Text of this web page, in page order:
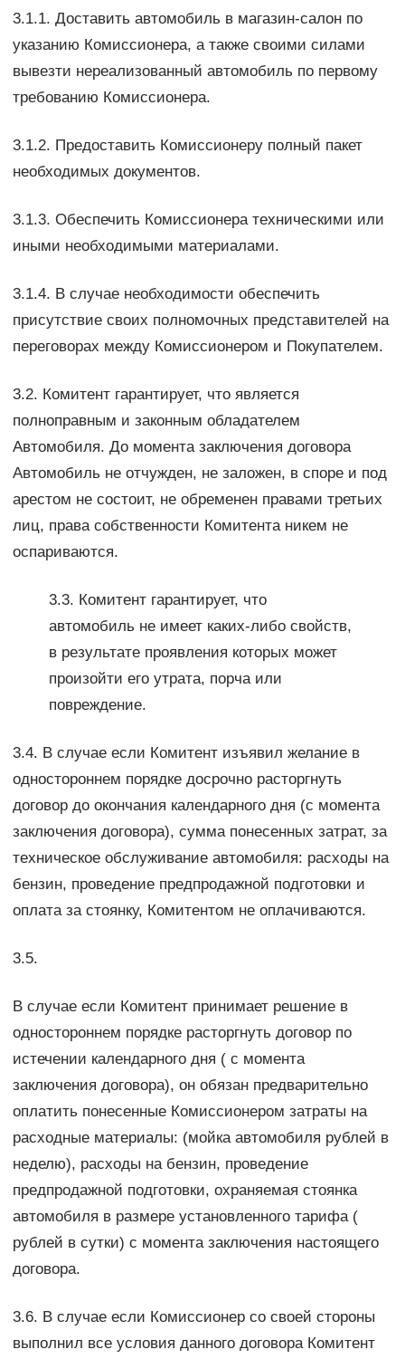
3.1.1. Доставить автомобиль в магазин-салон по
указанию Комиссионера, а также своими силами
вывезти нереализованный автомобиль по первому
требованию Комиссионера.
3.1.2. Предоставить Комиссионеру полный пакет
необходимых документов.
3.1.3. Обеспечить Комиссионера техническими или
иными необходимыми материалами.
3.1.4. В случае необходимости обеспечить
присутствие своих полномочных представителей на
переговорах между Комиссионером и Покупателем.
3.2. Комитент гарантирует, что является
полноправным и законным обладателем
Автомобиля. До момента заключения договора
Автомобиль не отчужден, не заложен, в споре и под
арестом не состоит, не обременен правами третьих
лиц, права собственности Комитента никем не
оспариваются.
3.3. Комитент гарантирует, что
автомобиль не имеет каких-либо свойств,
в результате проявления которых может
произойти его утрата, порча или
повреждение.
3.4. В случае если Комитент изъявил желание в
одностороннем порядке досрочно расторгнуть
договор до окончания календарного дня (с момента
заключения договора), сумма понесенных затрат, за
техническое обслуживание автомобиля: расходы на
бензин, проведение предпродажной подготовки и
оплата за стоянку, Комитентом не оплачиваются.
3.5.
В случае если Комитент принимает решение в
одностороннем порядке расторгнуть договор по
истечении календарного дня ( с момента
заключения договора), он обязан предварительно
оплатить понесенные Комиссионером затраты на
расходные материалы: (мойка автомобиля рублей в
неделю), расходы на бензин, проведение
предпродажной подготовки, охраняемая стоянка
автомобиля в размере установленного тарифа (
рублей в сутки) с момента заключения настоящего
договора.
3.6. В случае если Комиссионер со своей стороны
выполнил все условия данного договора Комитент